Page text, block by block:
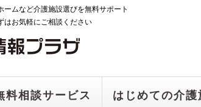
ムなど介護施設選びを無料サポート
はお気軽にご相談ください
料相談サービス はじめての介